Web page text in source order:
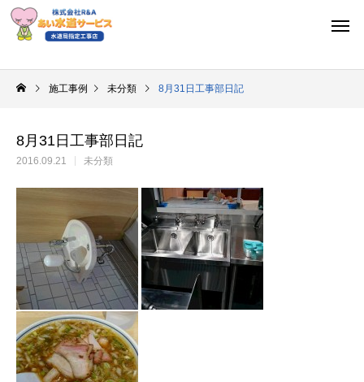
施工事例 未分類 8月31日工事部日記
8月31日工事部日記
2016.09.21 未分類